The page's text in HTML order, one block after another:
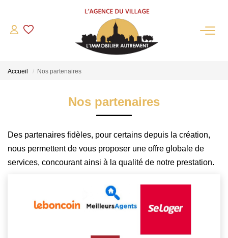
QUI SOMMES-NOUS?
Nous Rejoindre
Maisons Anciennes
Accueil Nos partenaires
Nos partenaires
Des partenaires fidèles, pour certains depuis la création,
nous permettent de vous proposer une offre globale de
services, concourant ainsi à la qualité de notre prestation.